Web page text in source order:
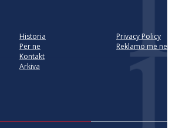
Historia
Për ne
Kontakt
Arkiva
Privacy Policy
Reklamo me ne